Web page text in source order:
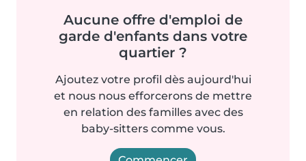
Aucune offre d'emploi de
garde d'enfants dans votre
quartier ?
Ajoutez votre profil dès aujourd'hui
et nous nous efforcerons de mettre
en relation des familles avec des
baby-sitters comme vous.